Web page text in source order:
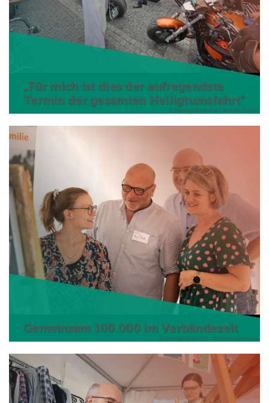
„Für mich ist dies der aufregendste
Termin der gesamten Heiligtumsfahrt“
© Domkapitel Aachen - Andreas Steindl
Gemeinsam 100.000 im Verbändezelt
© Domkapitel Aachen - Christian van't Hoen